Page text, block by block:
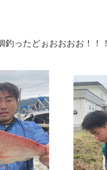
ったどぉおおおお！！！